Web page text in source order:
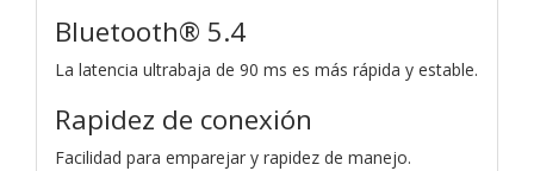
Bluetooth® 5.4
La latencia ultrabaja de 90 ms es más rápida y estable.
Rapidez de conexión
Facilidad para emparejar y rapidez de manejo.